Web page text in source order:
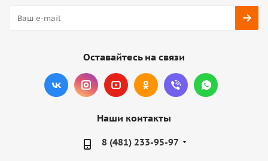
Оставайтесь на связи
Наши контакты
8 (481) 233-95-97